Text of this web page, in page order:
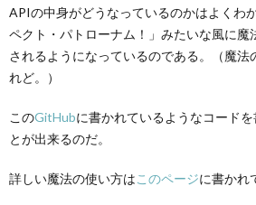
APIの中身がどうなっているのかはよくわ
ペクト・パトローナム！」みたいな風に魔
されるようになっているのである。（魔法
れど。）
このGitHubに書かれているようなコード
とが出来るのだ。
詳しい魔法の使い方はこのページに書かれ